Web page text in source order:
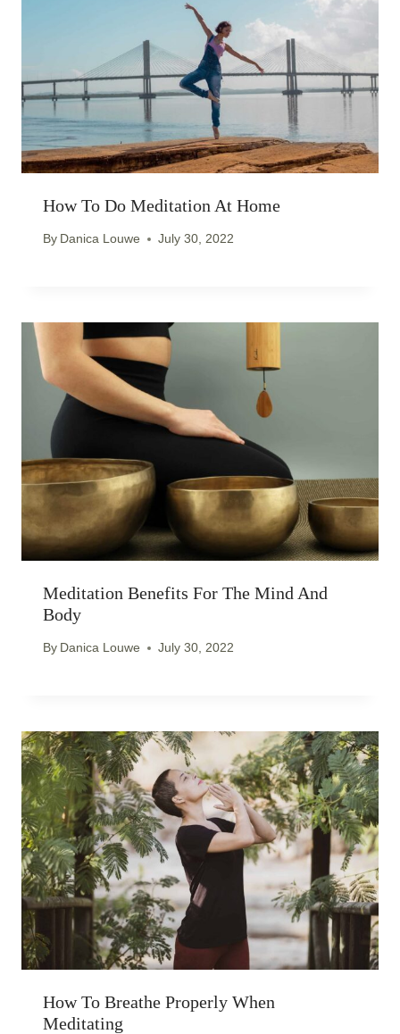
How To Do Meditation At Home
By Danica Louwe July 30, 2022
Meditation Benefits For The Mind And
Body
By Danica Louwe July 30, 2022
How To Breathe Properly When
Meditating